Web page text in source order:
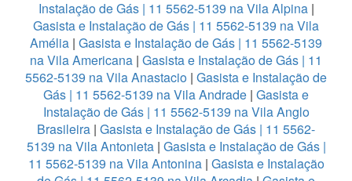
Instalação de Gás | 11 5562-5139 na Vila Alpina |
Gasista e Instalação de Gás | 11 5562-5139 na Vila
Amélia | Gasista e Instalação de Gás | 11 5562-5139
na Vila Americana | Gasista e Instalação de Gás | 11
5562-5139 na Vila Anastacio | Gasista e Instalação de
Gás | 11 5562-5139 na Vila Andrade | Gasista e
Instalação de Gás | 11 5562-5139 na Vila Anglo
Brasileira | Gasista e Instalação de Gás | 11 5562-
5139 na Vila Antonieta| Gasista e Instalação de Gás |
11 5562-5139 na Vila Antonina| Gasista e Instalação